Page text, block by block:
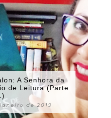
A Senhora da
de Leitura (Parte
de 2019